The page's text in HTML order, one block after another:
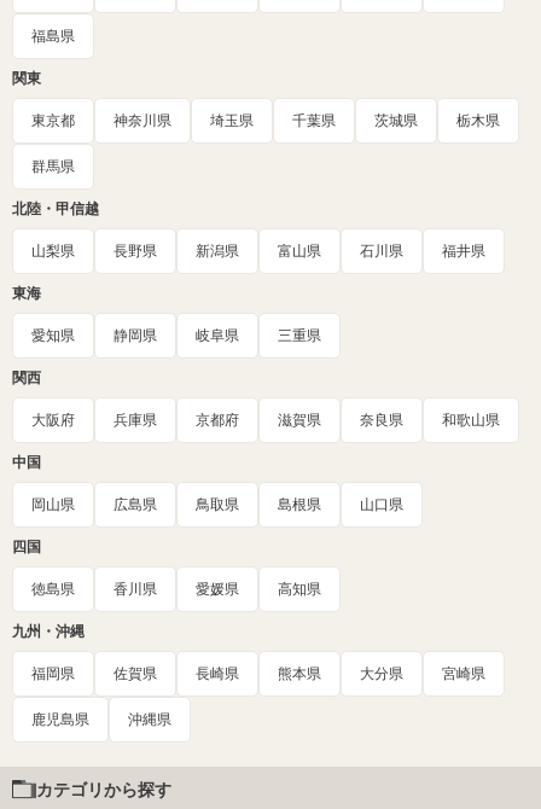
福島県
関東
東京都 神奈川県 埼玉県 千葉県 茨城県 栃木県
群馬県
北陸・甲信越
山梨県 長野県 新潟県 富山県 石川県 福井県
東海
愛知県 静岡県 岐阜県 三重県
関西
大阪府 兵庫県 京都府 滋賀県 奈良県 和歌山県
中国
岡山県 広島県 鳥取県 島根県 山口県
四国
徳島県 香川県 愛媛県 高知県
九州・沖縄
福岡県 佐賀県 長崎県 熊本県 大分県 宮崎県
鹿児島県 沖縄県
カテゴリから探す